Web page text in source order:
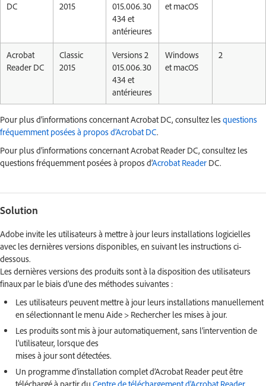
DC
2015
015.006.30
434 et
antérieures
et macOS
Acrobat
Reader DC
Classic
2015
Versions 2
015.006.30
434 et
antérieures
Windows
et macOS
2
Pour plus d’informations concernant Acrobat DC, consultez lesquestions
fréquemment posées à propos d’Acrobat DC.
Pour plus d’informations concernant Acrobat Reader DC, consultez les
questions fréquemment posées à propos d’Acrobat Reader DC.
Solution
Adobe invite les utilisateurs à mettre à jour leurs installations logicielles
avec les dernières versions disponibles, en suivant les instructions ci-
dessous.
Les dernières versions des produits sont à la disposition des utilisateurs
finaux par le biais d’une des méthodes suivantes :
Les utilisateurs peuvent mettre à jour leurs installations manuellement
en sélectionnant le menu Aide > Rechercher les mises à jour.
Les produits sont mis à jour automatiquement, sans l’intervention de
l’utilisateur, lorsque des
mises à jour sont détectées.
Un programme d’installation complet d’Acrobat Reader peut être